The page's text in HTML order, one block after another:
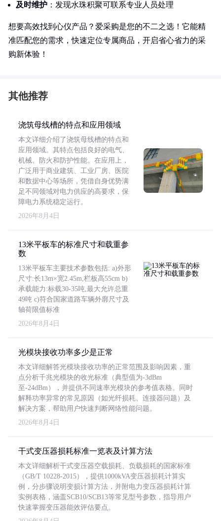
及时维护 ：发现水珠积聚可联系专业人员处理
想要高效找到心仪产品？爱采购是您的不二之选！它能精
准匹配您的需求，快速定位专属商品，开启省心省力的采
购新体验！
其他推荐
浇筑母线槽的特点和应用领域
本文详细介绍了浇筑母线槽的特点和
应用领域。其特点包括良好的电气、
机械、防火和防护性能。在应用上，
广泛用于商业建筑、工业厂房、医院
和数据中心等场所，凭借自身优势满
足不同领域对电力供应的高要求，保
障电力系统稳定运行。
2026年8月4日
13米平板车的标准尺寸和载重参
数
13米平板车主要技术参数包括: a)外形
尺寸:长13m×宽2.45m,栏板高55cm b)
承载能力:标载30-35吨,最大允许总重
49吨 c)符合国家道路车辆外廓尺寸及
轴荷限值标准
2026年8月4日
光模块接收功率多少是正常
本文详细解答光模块接收功率的正常范围及影响因素，重
点分析千兆光模块的收光标准（典型值为-3dBm
至-24dBm），并提供不同速率光模块的参考值表格。同时
解释功率异常的常见原因（如光纤损耗、连接器问题）及
解决方案，帮助用户快速判断网络性能问题。
2026年8月4日
干式变压器损耗标准一览表及计算方法
本文详细解析干式变压器空载损耗、负载损耗的国家标准
（GB/T 10228-2015），提供1000kVA变压器损耗计算实
例，分步骤说明变损计算方法，并附电力变压器损耗计算
实例表格，涵盖SCB10/SCB13等常见型号参数，指导用户
快速掌握变压器能效评估要点。